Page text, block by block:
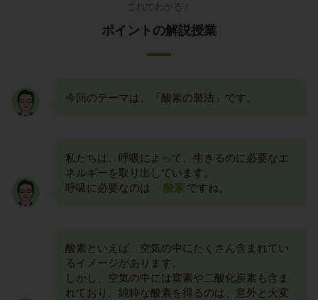
これでわかる！
ポイントの解説授業
今回のテーマは、「酸素の製法」です。
私たちは、呼吸によって、生きるのに必要なエ
ネルギーを取り出しています。
呼吸に必要なのは、
酸素 ですね。
酸素といえば、空気の中にたくさん含まれてい
るイメージがあります。
しかし、空気の中には窒素や二酸化炭素も含ま
れており、純粋な酸素を得るのは、意外と大変